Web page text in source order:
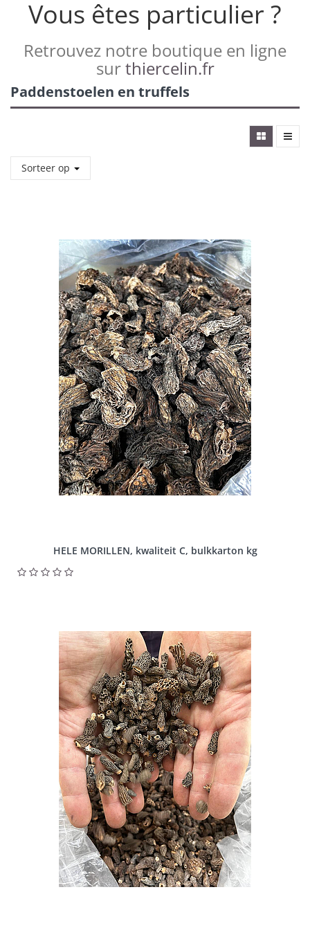
Vous êtes particulier ?
Retrouvez notre boutique en ligne
surthiercelin.fr
Paddenstoelen en truffels
Sorteer op
HELE MORILLEN, kwaliteit C, bulkkarton kg